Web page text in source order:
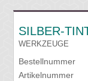
SILBER-
WERKZEUGE
Bestellnummer
Artikelnummer